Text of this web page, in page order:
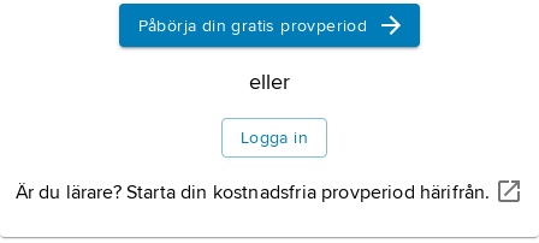
Påbörja din gratis provperiod
eller
Logga in
Är du lärare? Starta din kostnadsfria provperiod härifrån.